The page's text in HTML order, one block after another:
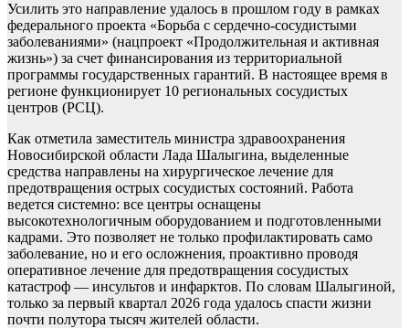
Усилить это направление удалось в прошлом году в рамках
федерального проекта «Борьба с сердечно-сосудистыми
заболеваниями» (нацпроект «Продолжительная и активная
жизнь») за счет финансирования из территориальной
программы государственных гарантий. В настоящее время в
регионе функционирует 10 региональных сосудистых
центров (РСЦ).
Как отметила заместитель министра здравоохранения
Новосибирской области Лада Шалыгина, выделенные
средства направлены на хирургическое лечение для
предотвращения острых сосудистых состояний. Работа
ведется системно: все центры оснащены
высокотехнологичным оборудованием и подготовленными
кадрами. Это позволяет не только профилактировать само
заболевание, но и его осложнения, проактивно проводя
оперативное лечение для предотвращения сосудистых
катастроф — инсультов и инфарктов. По словам Шалыгиной,
только за первый квартал 2026 года удалось спасти жизни
почти полутора тысяч жителей области.